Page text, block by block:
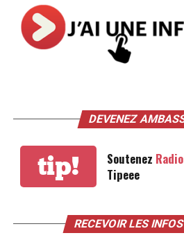
DEVENEZ
tip! Soutenez
Tipeee
RECEVOIR LES